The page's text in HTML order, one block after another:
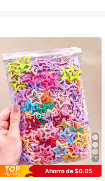
16
Ahorro de $0.05